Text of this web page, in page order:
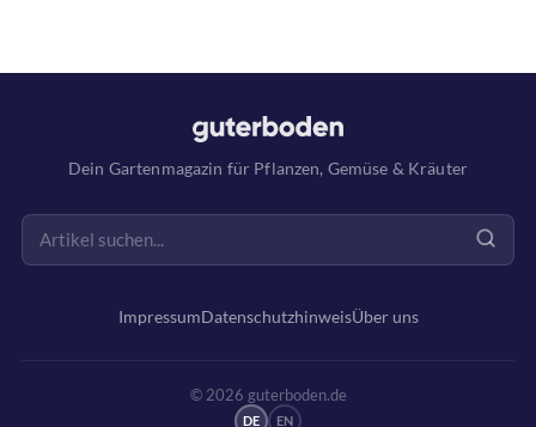
Dein Gartenmagazin für Pflanzen, Gemüse & Kräuter
ImpressumDatenschutzhinweisÜber uns
© 2026 guterboden.de
DE EN